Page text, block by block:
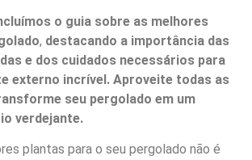
o guia sobre as melhores
, destacando a importância das
e dos cuidados necessários para
externo incrível. Aproveite todas as
seu pergolado em um
verdejante.
plantas para o seu pergolado não é